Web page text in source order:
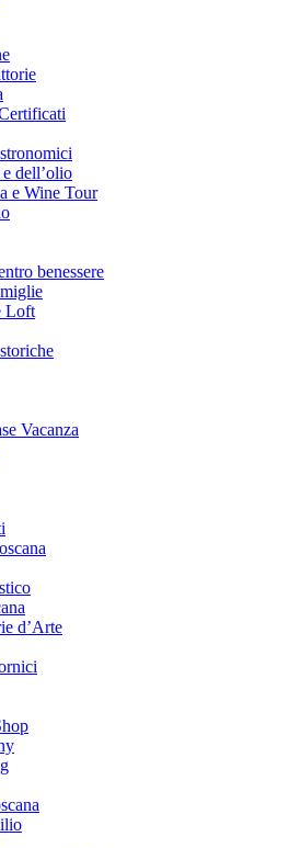
dell’olio
e Wine Tour
benessere
Loft
Vacanza
d’Arte